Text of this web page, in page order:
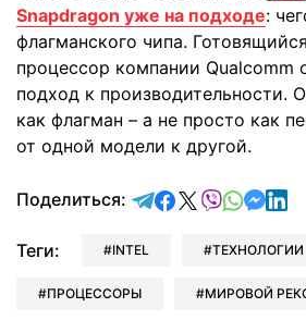
Snapdragon уже на подходе:
флагманского чипа.
процессор компании Qualcomm
подход к производительности.
как флагман – а не просто как
от одной модели к другой.
Поделиться: отправить в
поделиться в
поделиться
Теги: INTEL ТЕХНОЛОГИИ
ПРОЦЕССОРЫ МИРОВОЙ